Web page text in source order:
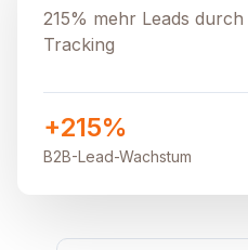
215% mehr Leads
Tracking
+215%
B2B-Lead-Wachstum